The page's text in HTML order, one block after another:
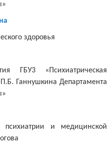
здоровья
ГБУ3 «Психиатрическая
Ганнушкина Департамента
и медицинской